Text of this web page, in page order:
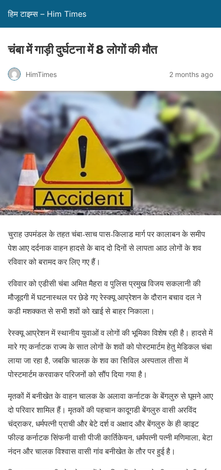
हिम टाइम्स – Him Times
चंबा में गाड़ी दुर्घटना में 8 लोगों की मौत
HimTimes 2 months ago
चुराह उपमंडल के तहत चंबा-साच पास-किलाड मार्ग पर कालाबन के समीप
पेश आए दर्दनाक वाहन हादसे के बाद दो दिनों से लापता आठ लोगों के शव
रविवार को बरामद कर लिए गए हैं।
रविवार को एडीसी चंबा अमित मैहरा व पुलिस प्रमुख विजय सकलानी की
मौजूदगी में घटनास्थल पर छेडे गए रेस्क्यू आप्रेशन के दौरान बचाव दल ने
कडी मशक्कत से सभी शवों को खाई से बाहर निकाला।
रेस्क्यू आप्रेशन में स्थानीय युवाओं व लोगों की भूमिका विशेष रही है। हादसे में
मारे गए कर्नाटक राज्य के सात लोगों के शवों को पोस्टमार्टम हेतु मेडिकल चंबा
लाया जा रहा है, जबकि चालक के शव का सिविल अस्पताल तीसा में
पोस्टमार्टम करवाकर परिजनों को सौंप दिया गया है।
मृतकों में बनीखेत के वाहन चालक के अलावा कर्नाटक के बेंगलुरु से घूमने आए
दो परिवार शामिल हैं। मृतकों की पहचान कादूगडी बेंगलुरु वासी अरविंद
चंद्राकर, धर्मपत्नी प्राची और बेटे दर्श व अक्षाद और बेंगलुरु के ही व्हाइट
फील्ड कर्नाटक सिंफनी वासी पीजी कार्तिकेयन, धर्मपत्नी पत्नी मणिमाला, बेटा
नंदन और चालक विश्वास वासी गांव बनीखेत के तौर पर हुई है।